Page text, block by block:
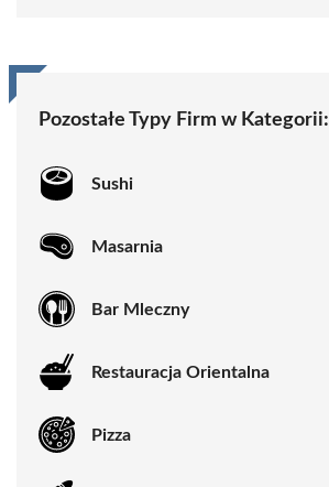
Pozostałe Typy Firm w Kategorii:
Sushi
Masarnia
Bar Mleczny
Restauracja Orientalna
Pizza